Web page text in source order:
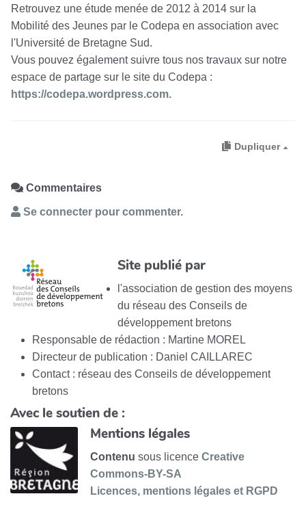
Retrouvez une étude menée de 2012 à 2014 sur la
Mobilité des Jeunes par le Codepa en association avec
l'Université de Bretagne Sud.
Vous pouvez également suivre tous nos travaux sur notre
espace de partage sur le site du Codepa :
https://codepa.wordpress.com.
Dupliquer
Commentaires
Se connecter pour commenter.
Site publié par
l'association de gestion des moyens
du réseau des Conseils de
développement bretons
Responsable de rédaction : Martine MOREL
Directeur de publication : Daniel CAILLAREC
Contact : réseau des Conseils de développement
bretons
Avec le soutien de :
Mentions légales
Contenu sous licence Creative
Commons-BY-SA
Licences, mentions légales et RGPD